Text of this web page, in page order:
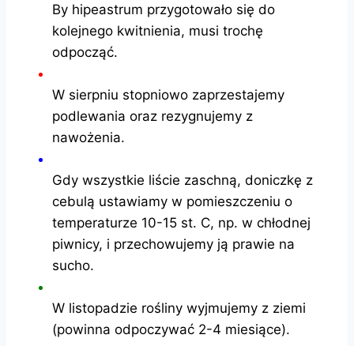
By hipeastrum przygotowało się do
kolejnego kwitnienia, musi trochę
odpocząć.
W sierpniu stopniowo zaprzestajemy
podlewania oraz rezygnujemy z
nawożenia.
Gdy wszystkie liście zaschną, doniczkę z
cebulą ustawiamy w pomieszczeniu o
temperaturze 10-15 st. C, np. w chłodnej
piwnicy, i przechowujemy ją prawie na
sucho.
W listopadzie rośliny wyjmujemy z ziemi
(powinna odpoczywać 2-4 miesiące).